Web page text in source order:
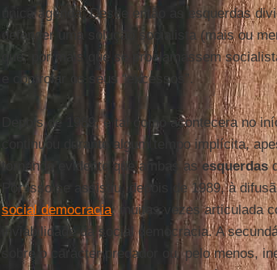
única agenda. Desde então as esquerdas
defender uma solução socialista (mais ou
que, por mais que se proclamassem
e controlar os seus “excessos”.
Depois de 1989, e tal como acontecera no
continuou durante algum tempo implícita,
tornando evidente que ambas as esquerdas
Por isso se assistiu, depois de 1989, à
social democracia, muitas vezes articulada
inviabilidade da social democracia. A
sobre o carácter predador ou, pelo menos,